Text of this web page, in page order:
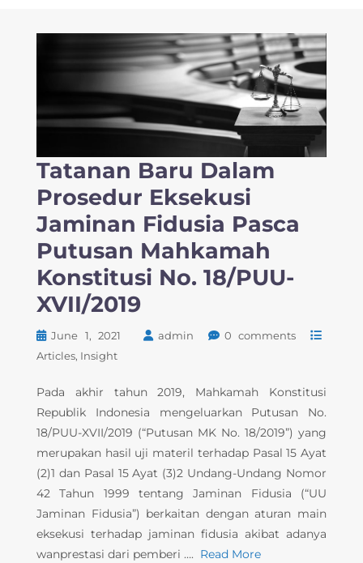
Tatanan Baru Dalam
Prosedur Eksekusi
Jaminan Fidusia Pasca
Putusan Mahkamah
Konstitusi No. 18/PUU-
XVII/2019
June 1, 2021 admin
0 comments
Articles Insight
Pada akhir tahun 2019, Mahkamah Konstitusi
Republik Indonesia mengeluarkan Putusan No.
18/PUU-XVII/2019 (“Putusan MK No. 18/2019”) yang
merupakan hasil uji materil terhadap Pasal 15 Ayat
(2)1 dan Pasal 15 Ayat (3)2 Undang-Undang Nomor
42 Tahun 1999 tentang Jaminan Fidusia (“UU
Jaminan Fidusia”) berkaitan dengan aturan main
eksekusi terhadap jaminan fidusia akibat adanya
wanprestasi dari pemberi …. Read More